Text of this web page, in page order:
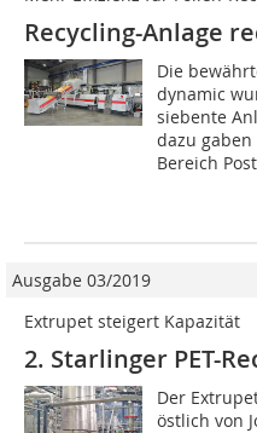
Recycling-Anlage
Die
dynamic
siebente
dazu
Bereich
Ausgabe 03/2019
Extrupet steigert Kapazität
2. Starlinger PET-
Der
östlich von